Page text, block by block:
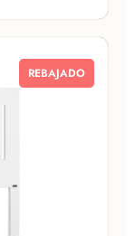
REBAJADO